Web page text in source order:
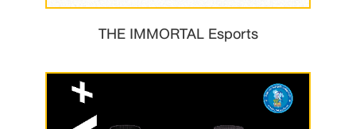
THE IMMORTAL Esports